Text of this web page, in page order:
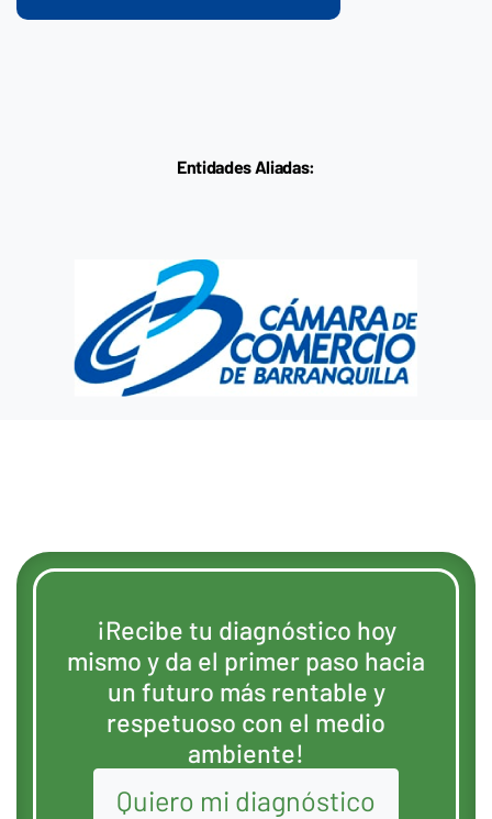
Entidades Aliadas:
¡Recibe tu diagnóstico hoy
mismo y da el primer paso hacia
un futuro más rentable y
respetuoso con el medio
ambiente!
Quiero mi diagnóstico